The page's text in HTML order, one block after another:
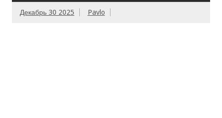
Декабрь 30 2025 Pavlo